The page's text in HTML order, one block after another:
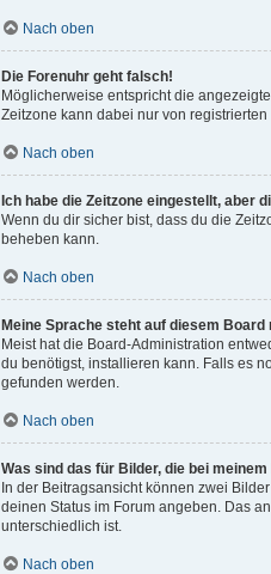
Nach oben
Die Forenuhr geht falsch!
Möglicherweise entspricht die
Zeitzone kann dabei nur von
Nach oben
Ich habe die Zeitzone eingestellt, aber
Wenn du dir sicher bist, dass du die
beheben kann.
Nach oben
Meine Sprache steht auf diesem Board
Meist hat die Board-Administration
du benötigst, installieren kann. Falls es
gefunden werden.
Nach oben
Was sind das für Bilder, die bei
In der Beitragsansicht können zwei
deinen Status im Forum angeben. Das
unterschiedlich ist.
Nach oben